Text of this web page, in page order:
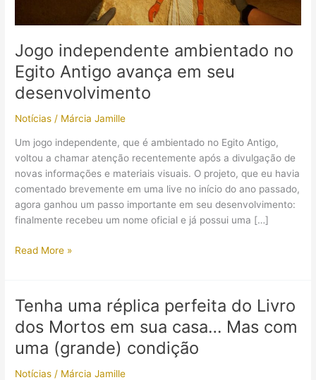
Jogo independente ambientado no
Egito Antigo avança em seu
desenvolvimento
Notícias / Márcia Jamille
Um jogo independente, que é ambientado no Egito Antigo,
voltou a chamar atenção recentemente após a divulgação de
novas informações e materiais visuais. O projeto, que eu havia
comentado brevemente em uma live no início do ano passado,
agora ganhou um passo importante em seu desenvolvimento:
finalmente recebeu um nome oficial e já possui uma […]
Jogo
Egito
Antigo
avança
seu
Read More »
Tenha uma réplica perfeita do Livro
dos Mortos em sua casa… Mas com
uma (grande) condição
Notícias / Márcia Jamille